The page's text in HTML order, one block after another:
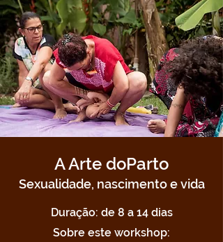
A Arte doParto
Sexualidade, nascimento e vida
Duração: de 8 a 14 dias
Sobre este workshop: